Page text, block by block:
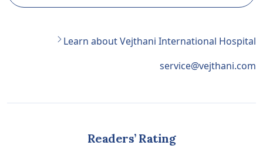
Learn about Vejthani International Hospital
service@vejthani.com
Readers’ Rating